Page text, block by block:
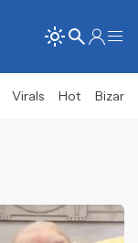
Virals Hot Bizar